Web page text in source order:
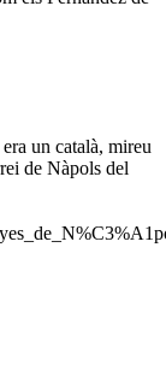
un català, mireu
de Nàpols del